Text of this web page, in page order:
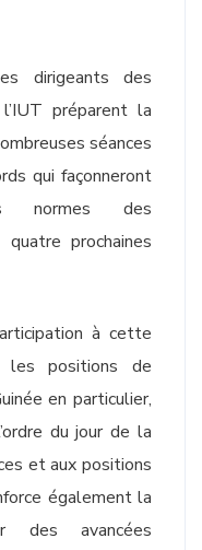
dirigeants des
préparent la
séances
qui façonneront
des
prochaines
à cette
les positions de
en particulier,
du jour de la
et aux positions
également la
des avancées